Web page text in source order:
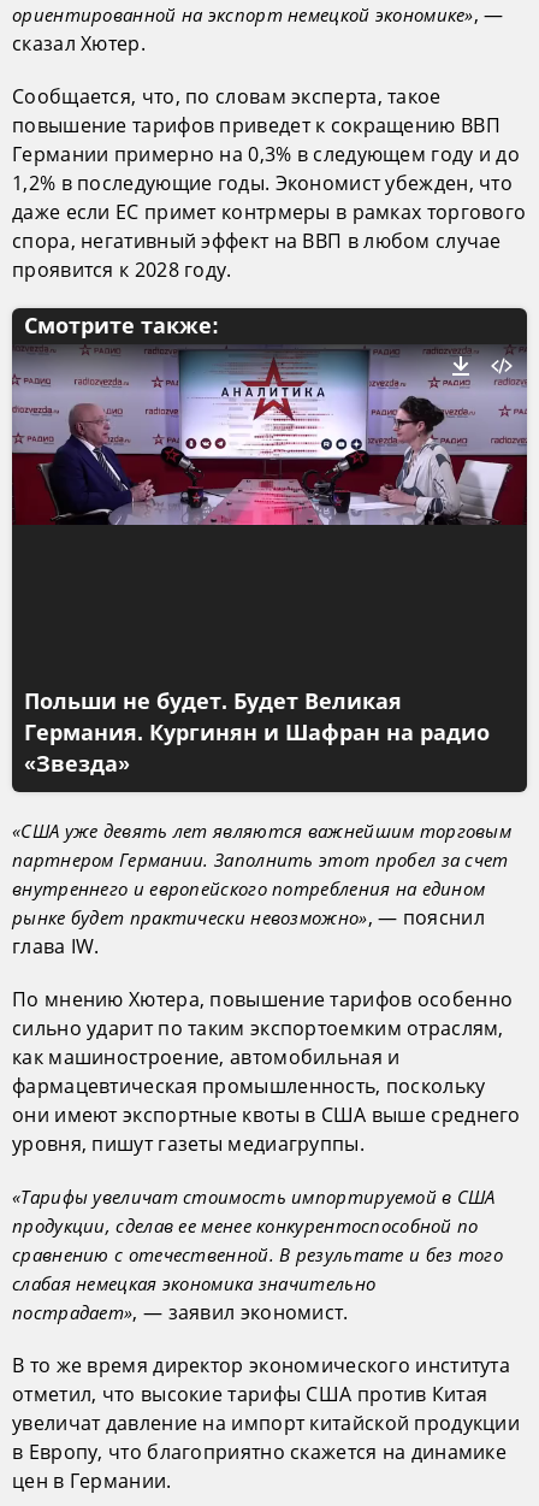
ориентированной на экспорт немецкой экономике», —
сказал Хютер.
Сообщается, что, по словам эксперта, такое
повышение тарифов приведет к сокращению ВВП
Германии примерно на 0,3% в следующем году и до
1,2% в последующие годы. Экономист убежден, что
даже если ЕС примет контрмеры в рамках торгового
спора, негативный эффект на ВВП в любом случае
проявится к 2028 году.
Смотрите также:
Польши не будет. Будет Великая
Германия. Кургинян и Шафран на радио
«Звезда»
«США уже девять лет являются важнейшим торговым
партнером Германии. Заполнить этот пробел за счет
внутреннего и европейского потребления на едином
рынке будет практически невозможно», — пояснил
глава IW.
По мнению Хютера, повышение тарифов особенно
сильно ударит по таким экспортоемким отраслям,
как машиностроение, автомобильная и
фармацевтическая промышленность, поскольку
они имеют экспортные квоты в США выше среднего
уровня, пишут газеты медиагруппы.
«Тарифы увеличат стоимость импортируемой в США
продукции, сделав ее менее конкурентоспособной по
сравнению с отечественной. В результате и без того
слабая немецкая экономика значительно
пострадает», — заявил экономист.
В то же время директор экономического института
отметил, что высокие тарифы США против Китая
увеличат давление на импорт китайской продукции
в Европу, что благоприятно скажется на динамике
цен в Германии.